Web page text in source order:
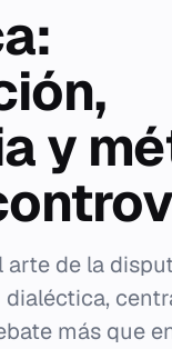
y
arte de la
más que